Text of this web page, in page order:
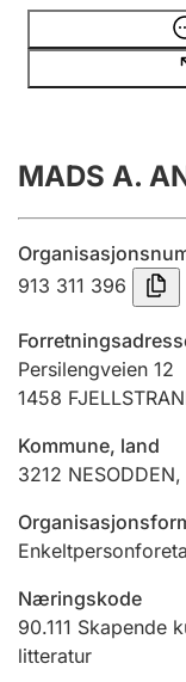
Registrere,
Årsregnskap
Innsending og
Tinglysing
Jeger
Offentlig sektor
Opplysninger er
MADS A.
913 311 396
Persilengveien 12
1458
Kommune, land
3212 NESODDEN,
Næringskode
90.111 Skapende
litteratur